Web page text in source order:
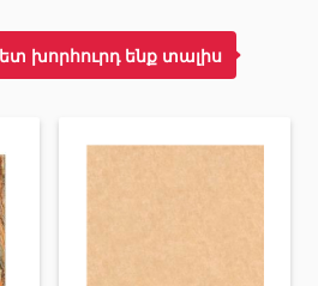
սպասարկման
խորհուրդ ենք տալիս